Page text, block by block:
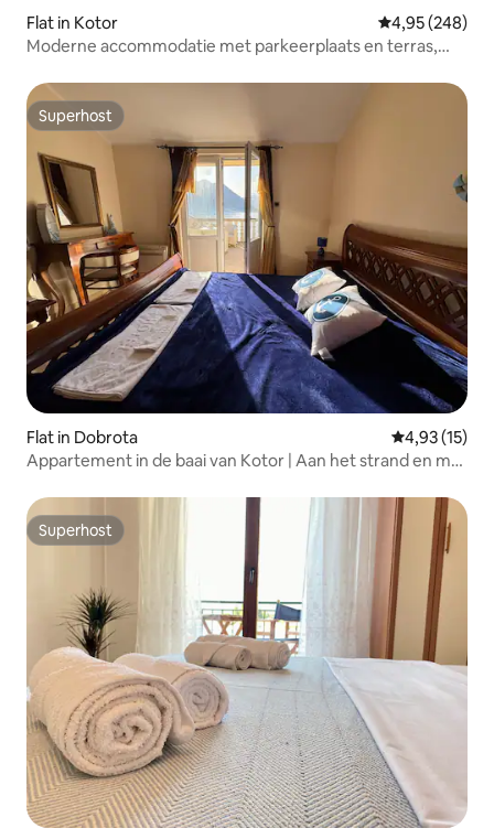
Flat in Kotor Gemiddelde
4,95 (248)
Moderne accommodatie met parkeerplaats en terras,
Superhost
Superhost
Flat in Dobrota Gemiddelde
4,93 (15)
Appartement in de baai van Kotor | Aan het strand en met
Superhost
Superhost